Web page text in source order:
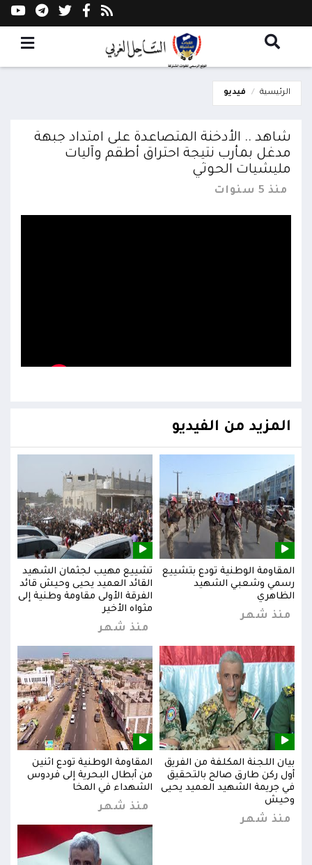
الرئيسية فيديو
شاهد .. الأدخنة المتصاعدة على امتداد جبهة
مدغل بمأرب نتيجة احتراق أطقم وآليات
مليشيات الحوثي
منذ 5 سنوات
المزيد من الفيديو
المقاومة الوطنية تودع بتشييع
رسمي وشعبي الشهيد
الظاهري
منذ شهر
تشييع مهيب لجثمان الشهيد
القائد العميد يحيى وحيش قائد
الفرقة الأولى مقاومة وطنية إلى
مثواه الأخير
منذ شهر
بيان اللجنة المكلفة من الفريق
أول ركن طارق صالح بالتحقيق
في جريمة الشهيد العميد يحيى
وحيش
منذ شهر
المقاومة الوطنية تودع اثنين
من أبطال البحرية إلى فردوس
الشهداء في المخا
منذ شهر